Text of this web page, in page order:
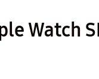
Watch